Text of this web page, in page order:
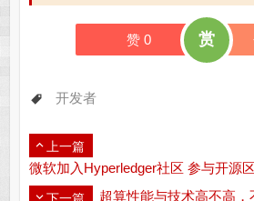
赞 0 赏
开发者
上一篇
微软加入Hyperledger社区 参与开源
超算性能与技术高不高，